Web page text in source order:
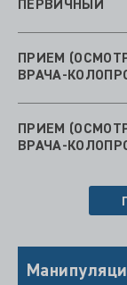
ПЕРВИЧНЫЙ
ПРИЕМ
ВРАЧА-
ПРИЕМ
ВРАЧА-